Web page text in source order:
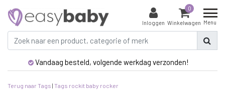
Inloggen
0
Winkelwagen Menu
Vandaag besteld, volgende werkdag verzonden!
Terug naar Tags | Tags rockit baby rocker